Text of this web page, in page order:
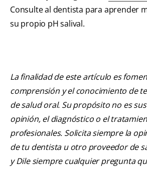
Consulte al dentista para aprender
su propio pH salival.
La finalidad de este artículo es
comprensión y el conocimiento de
de salud oral. Su propósito no es
opinión, el diagnóstico o el
profesionales. Solicita siempre la
de tu dentista u otro proveedor de
y Dile siempre cualquier pregunta